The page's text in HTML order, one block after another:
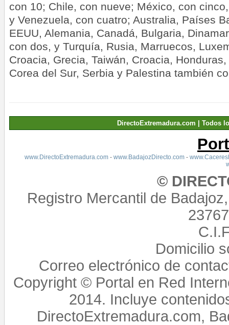
con 10; Chile, con nueve; México, con
y Venezuela, con cuatro; Australia, Países
EEUU, Alemania, Canadá, Bulgaria,
con dos, y Turquía, Rusia, Marruecos,
Croacia, Grecia, Taiwán, Croacia,
Corea del Sur, Serbia y Palestina también
DirectoExtremadura.com | Todos
www.DirectoExtremadura.com- www.BadajozDirecto.com-
©
Registro Mercantil de
Domicilio
Correo electrónico de
Copyright © Portal en Red
2014. Incluye
DirectoExtremadura.com,